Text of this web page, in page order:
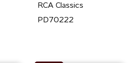
RCA Classics
PD70222